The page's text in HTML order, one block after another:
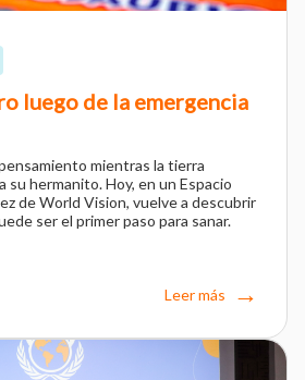
luego de la emergencia
mientras la tierra
su hermanito. Hoy, en un Espacio
de World Vision, vuelve a descubrir
ser el primer paso para sanar.
Leer más